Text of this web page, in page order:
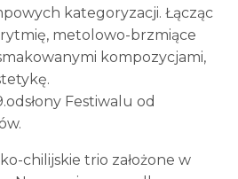
kategoryzacji. Łącząc
metolowo-brzmiące
kompozycjami,
Festiwalu od
chilijskie trio założone w